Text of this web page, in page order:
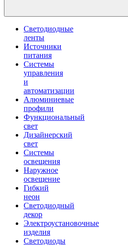
Светодиодные
ленты
Источники
питания
Системы
управления
и
автоматизации
Алюминиевые
профили
Функциональный
свет
Дизайнерский
свет
Системы
освещения
Наружное
освещение
Гибкий
неон
Светодиодный
декор
Электроустановочные
изделия
Светодиоды